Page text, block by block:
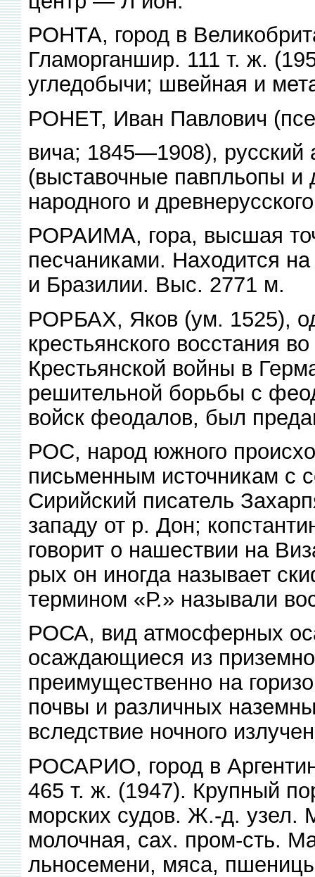
РОНТА, город в
Гламорганшир. 111 т. ж.
угледобычи; швейная и
РОНЕТ, Иван Павлович
вича; 1845—1908), русский
(выставочные павпльопы и
народного и
РОРАИМА, гора, высшая
песчаниками. Находится
и Бразилии. Выс. 2771 м.
РОРБАХ, Яков (ум. 1525),
крестьянского восстания
Крестьянской войны в
решительной борьбы с
войск феодалов, был
РОС, народ южного
письменным источникам с
Сирийский писатель
западу от р. Дон;
говорит о нашествии на
рых он иногда называет
термином «Р.» называли
РОСА, вид атмосферных
осаждающиеся из
преимущественно на
почвы и различных
вследствие ночного
РОСАРИО, город в
465 т. ж. (1947). Крупный
морских судов. Ж.-д. узел.
молочная, сах. пром-сть.
льносемени, мяса,